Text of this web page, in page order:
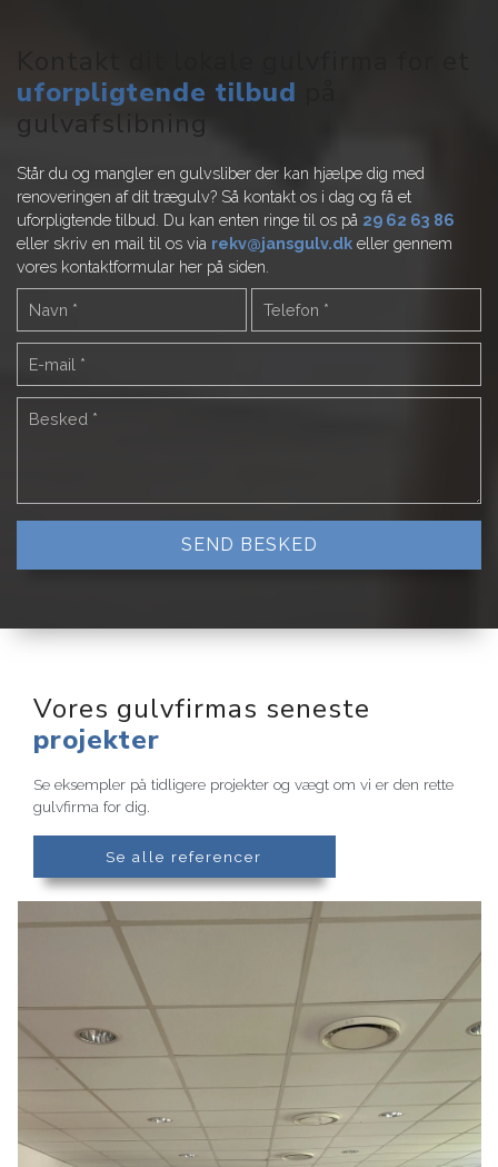
uforpligtende tilbud
gulvafslibning
Står du og mangler en gulvsliber der kan hjælpe dig med
renoveringen af dit trægulv? Så kontakt os i dag og få et
uforpligtende tilbud. Du kan enten ringe til os på 29 62 63 86
eller skriv en mail til os via rekv@jansgulv.dk eller gennem
vores kontaktformular her på siden.
Vores gulvfirmas seneste
projekter
Se eksempler på tidligere projekter og vægt om vi er den rette
gulvfirma for dig.
Se alle referencer